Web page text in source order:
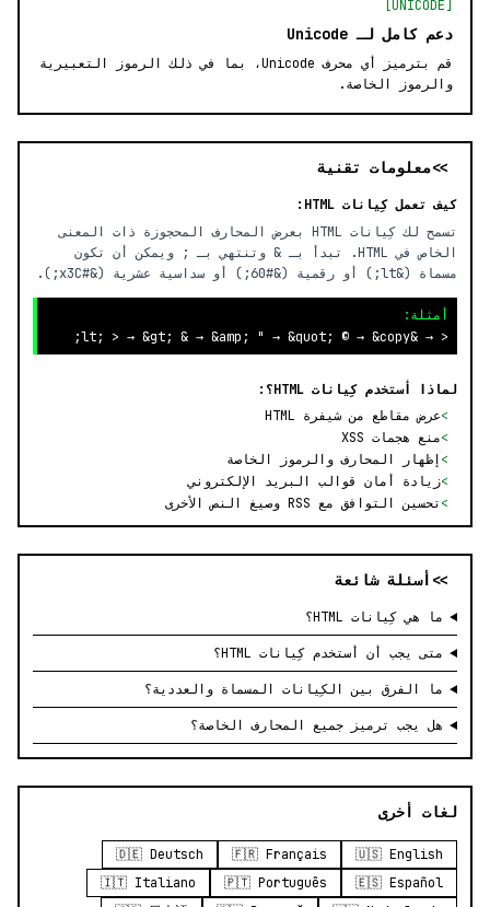
دعم كامل لـ Unicode
قم بترميز أي محرف Unicode، بما في ذلك الرموز التعبيرية
والرموز الخاصة.
>> معلومات تقنية
كيف تعمل كِيانات HTML:
تسمح لك كِيانات HTML بعرض المحارف المحجوزة ذات المعنى
الخاص في HTML. تبدأ بـ & وتنتهي بـ ; ويمكن أن تكون
مسماة (&lt;) أو رقمية (&#60;) أو سداسية عشرية (&#x3C;).
أمثلة:
< → &lt; > → &gt; & → &amp; " → &quot; © → &copy;
لماذا أستخدم كِيانات HTML؟:
>عرض مقاطع من شيفرة HTML
>منع هجمات XSS
>إظهار المحارف والرموز الخاصة
>زيادة أمان قوالب البريد الإلكتروني
>تحسين التوافق مع RSS وصيغ النص الأخرى
>> أسئلة شائعة
ما هي كِيانات HTML؟
متى يجب أن أستخدم كِيانات HTML؟
ما الفرق بين الكِيانات المسماة والعددية؟
هل يجب ترميز جميع المحارف الخاصة؟
لغات أخرى
🇺🇸 English
🇫🇷 Français
🇩🇪 Deutsch
🇪🇸 Español
🇵🇹 Português
🇮🇹 Italiano